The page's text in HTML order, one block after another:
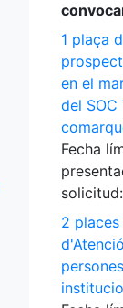
1 plaça
en el
del SOC
Fecha
solicitud:
2